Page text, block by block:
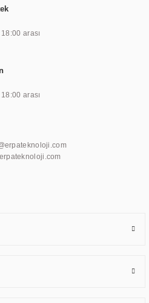
önü bilgi ekranları, panel PC,
mini PC ve akıllı bina sistemleri
arasında üretebilirken, ayrıca standart
sektörlerle işbirliği yaparak çeşitli
akıllı bina, AVM, sinema, finans,
geliştirmek, ERPA Teknoloji'nin
ERPA Teknoloji, uluslararası
arası
arası